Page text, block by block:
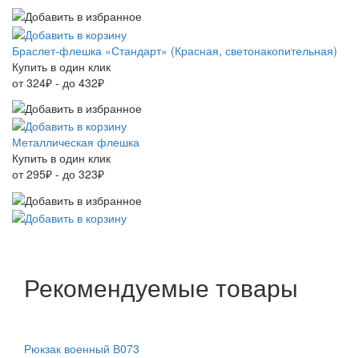
Браслет-флешка «Стандарт» (Красная, светонакопительная)
Купить в один клик
от 324₽ - до 432₽
Металлическая флешка
Купить в один клик
от 295₽ - до 323₽
Рекомендуемые товары
Рюкзак военный В073